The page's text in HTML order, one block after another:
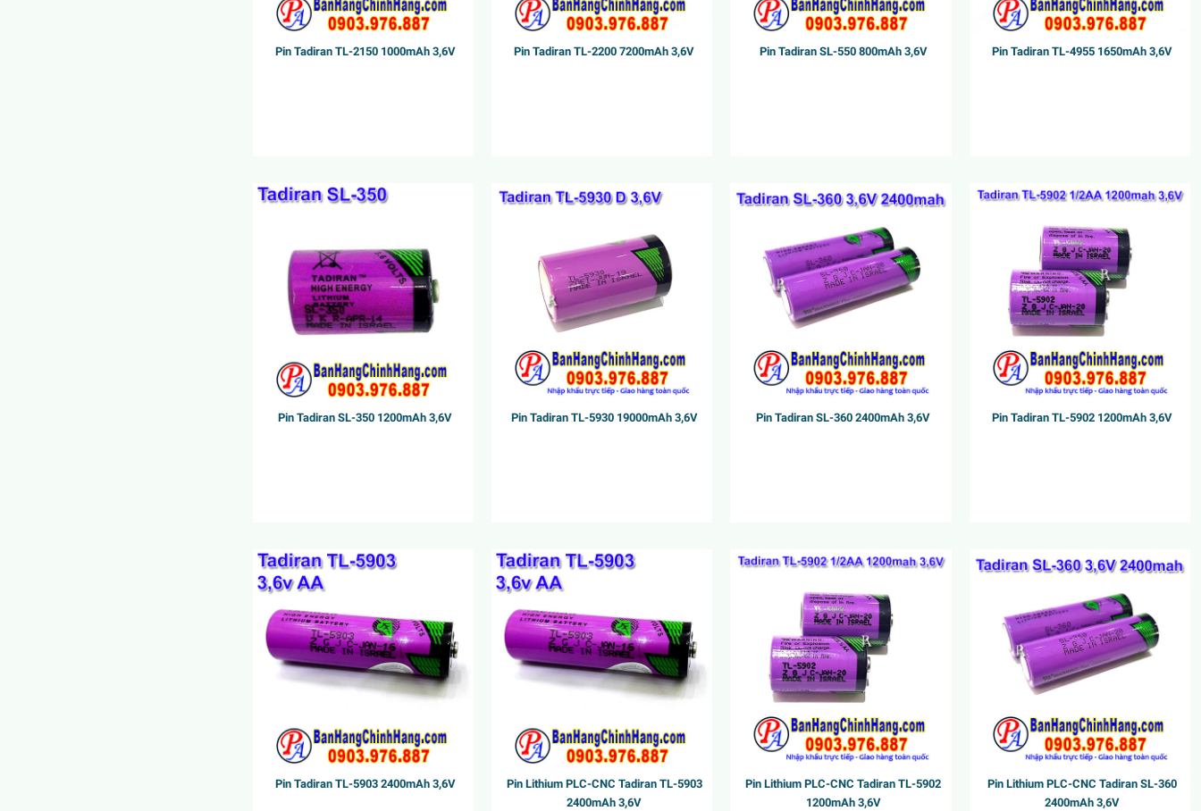
Pin Tadiran TL-2150 1000mAh 3,6V Pin Tadiran TL-2200 7200mAh 3,6V Pin Tadiran SL-550 800mAh 3,6V Pin Tadiran TL-4955 1650mAh 3,6V
Pin Tadiran SL-350 1200mAh 3,6V Pin Tadiran TL-5930 19000mAh 3,6V Pin Tadiran SL-360 2400mAh 3,6V Pin Tadiran TL-5902 1200mAh 3,6V
Pin Tadiran TL-5903 2400mAh 3,6V
Pin Lithium PLC-CNC Tadiran TL-5903
2400mAh 3,6V
Pin Lithium PLC-CNC Tadiran TL-5902
1200mAh 3,6V
Pin Lithium PLC-CNC Tadiran SL-360
2400mAh 3,6V